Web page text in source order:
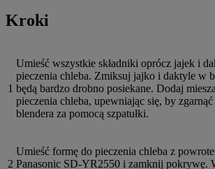
Kroki
1
Umieść wszystkie składniki oprócz jajek i
pieczenia chleba. Zmiksuj jajko i daktyle w
będą bardzo drobno posiekane. Dodaj
pieczenia chleba, upewniając się, by zgarnąć
blendera za pomocą szpatułki.
2
Umieść formę do pieczenia chleba z
Panasonic SD-YR2550 i zamknij pokrywę.